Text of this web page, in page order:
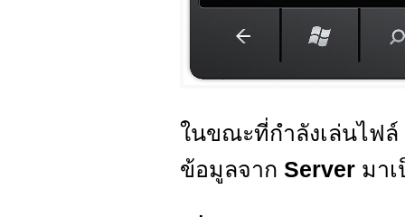
ในขณะที่กำลังเล่นไฟล์
ข้อมูลจาก Server มา